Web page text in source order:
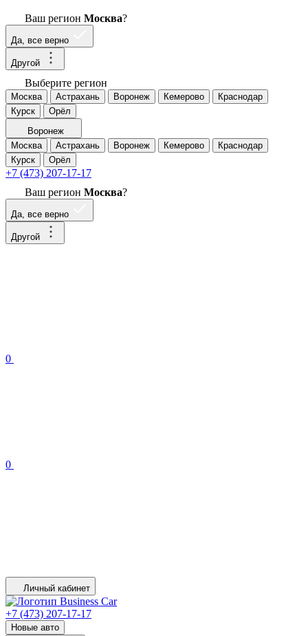
Ваш регион Москва?
Да, все верно
Другой
Выберите регион
Москва Астрахань Воронеж Кемерово
Краснодар
Курск
Орёл
Воронеж
Москва
Астрахань Воронеж Кемерово
Краснодар
Курск
Орёл
+7 (473) 207-17-17
Ваш регион Москва?
Да, все верно
Другой
0
0
Личный кабинет
+7 (473) 207-17-17
Новые авто